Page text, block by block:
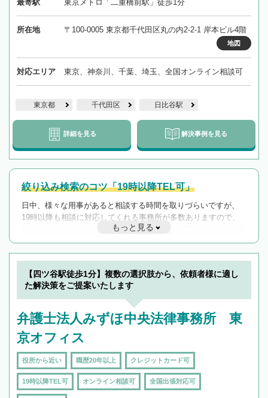
最寄駅 東京メトロ「二重橋前駅」徒歩1分
所在地 〒100-0005 東京都千代田区丸の内2-2-1 岸本ビル4階
地図
対応エリア 東京、神奈川、千葉、埼玉、全国オンライン相談可
東京都 千代田区 日比谷駅
詳細を見る 解決事例を見る
絞り込み検索のコツ「19時以降TEL可」
日中、様々な用事があると相談する時間を取りづらいですが、
19時以降も相談に対応してくれる事務所が多数ありますので、
遅い時間の相談が増えそうな場合はそのような事務所に絞り込
んで検索してみましょう。
19時以降TEL可の条件
を加えて再検索
もっと見る
【四ツ谷駅徒歩1分】複数の選択肢から、依頼者様に適し
た解決策をご提案いたします
弁護士法人みずほ中央法律事務所 東
京オフィス
役所から近い 職歴20年以上 クレジットカード可
19時以降TEL可 オンライン相談可 全国出張対応可